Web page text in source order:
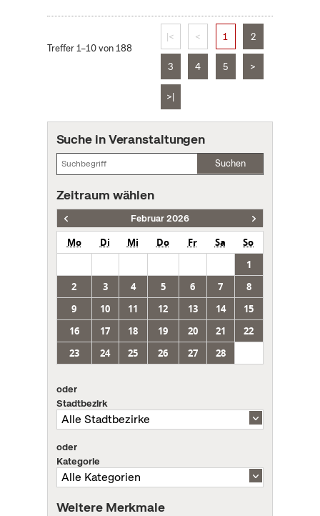
Treffer 1–10 von 188
|< < 1 2
3 4 5 >
>|
Suche in Veranstaltungen
Suchen
Zeitraum wählen
Februar 2026
Mo Di Mi Do Fr Sa
So
1
2
3 4 5 6 7
8
9
10 11 12 13 14
15
16
17 18 19 20 21
22
23
24 25 26 27 28
oder
Stadtbezirk
oder
Kategorie
Weitere Merkmale